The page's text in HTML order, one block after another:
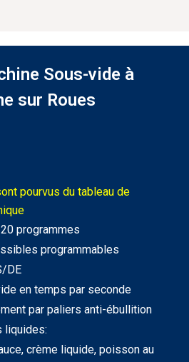
Sous-vide à
sur Roues
pourvus du tableau de
programmes
programmables
DE
en temps par seconde
par paliers anti-ébullition
liquides:
crème liquide, poisson au